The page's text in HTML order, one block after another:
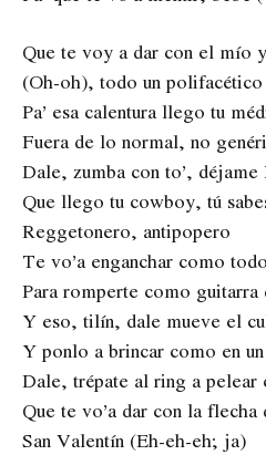
Que te voy a dar con el mío
(Oh-oh), todo un polifacético
Pa’ esa calentura llego tu
Fuera de lo normal, no
Dale, zumba con to’,
Que llego tu cowboy, tú
Reggetonero, antipopero
Te vo’a enganchar como
Para romperte como
Y eso, tilín, dale mueve el
Y ponlo a brincar como en
Dale, trépate al ring a pelear
Que te vo’a dar con la flecha
San Valentín (Eh-eh-eh; ja)